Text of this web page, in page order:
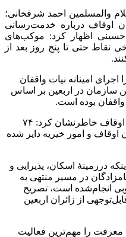
والمسلمین احمد شرفخانی؛
اوقاف درباره خدمت‌رسانی
حسینی اظهار کرد: موکب‌های
نقاط حتی تا پنج روز بعد از
امینانه نیات واقفان
سازمان در اربعین بر اساس
بوده است.
معاون فرهنگی و اجتماعی سازمان اوقاف خاطرنشان کرد: ۷۴
و امور خیریه دایر ‌شده
درزمینهٔ اسکان، پذیرایی و
در مسیر منتهی به
انجام‌شده است، تصریح
از زائران اربعین
معرفت را مهم‌ترین فعالیت